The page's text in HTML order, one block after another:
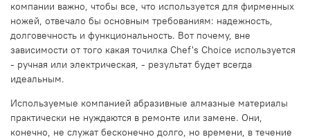
компании важно, чтобы все, что используется для фирменных
ножей, отвечало бы основным требованиям: надежность,
долговечность и функциональность. Вот почему, вне
зависимости от того какая точилка Chef's Choice используется
- ручная или электрическая, - результат будет всегда
идеальным.
Используемые компанией абразивные алмазные материалы
практически не нуждаются в ремонте или замене. Они,
конечно, не служат бесконечно долго, но времени, в течение